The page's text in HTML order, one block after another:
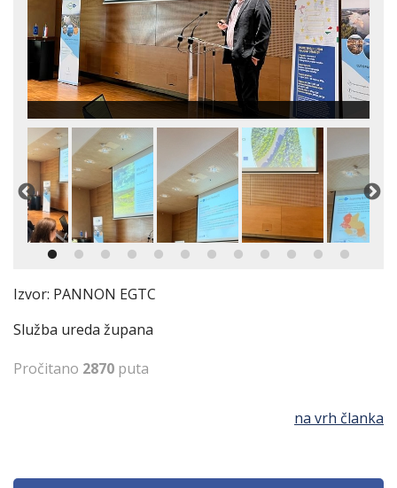
Izvor: PANNON EGTC
Služba ureda župana
Pročitano 2870 puta
na vrh članka